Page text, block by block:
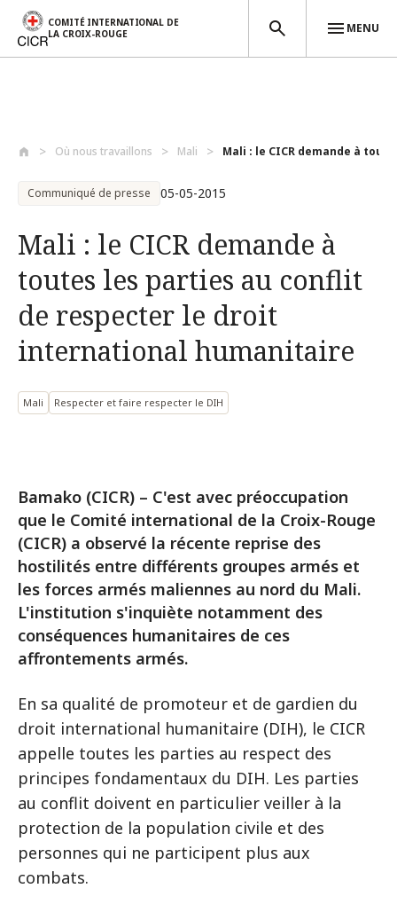
COMITÉ INTERNATIONAL DE
LA CROIX-ROUGE
MENU
Où nous travaillons Mali Mali‬ : le ‪CICR‬ demande à
Communiqué de presse 05-05-2015
Mali‬ : le ‪CICR‬ demande à
toutes les parties au conflit
de respecter le droit
international humanitaire‬
Mali Respecter et faire respecter le DIH
Bamako (CICR) – C'est avec préoccupation
que le Comité international de la Croix-Rouge
(CICR) a observé la récente reprise des
hostilités entre différents groupes armés et
les forces armés maliennes au nord du Mali.
L'institution s'inquiète notamment des
conséquences humanitaires de ces
affrontements armés.
En sa qualité de promoteur et de gardien du
droit international humanitaire (DIH), le CICR
appelle toutes les parties au respect des
principes fondamentaux du DIH. Les parties
au conflit doivent en particulier veiller à la
protection de la population civile et des
personnes qui ne participent plus aux
combats.